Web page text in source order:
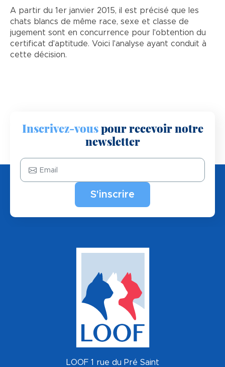
A partir du 1er janvier 2015, il est précisé que les
chats blancs de même race, sexe et classe de
jugement sont en concurrence pour l'obtention du
certificat d'aptitude. Voici l'analyse ayant conduit à
cette décision.
Inscrivez-vouspour recevoir notre
newsletter
LOOF 1 rue du Pré Saint